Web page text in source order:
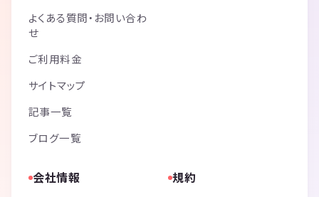
よくある質問・お問い合わ
せ
ご利用料金
サイトマップ
記事一覧
ブログ一覧
会社情報 規約